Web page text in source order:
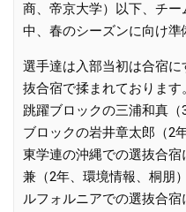
商、帝京大学）以下、チ
中、春のシーズンに向け準
選手達は入部当初は合宿
抜合宿で揉まれております。
跳躍ブロックの三浦和真
ブロックの岩井章太郎（2
東学連の沖縄での選抜合
兼（2年、環境情報、桐朋
ルフォルニアでの選抜合